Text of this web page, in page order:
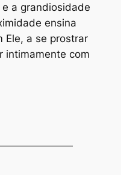
a grandiosidade
ensina
Ele, a se prostrar
intimamente com